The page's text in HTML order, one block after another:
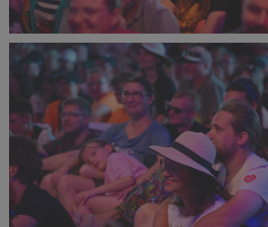
PR2025_Aneta_Mikulska-
495 KB